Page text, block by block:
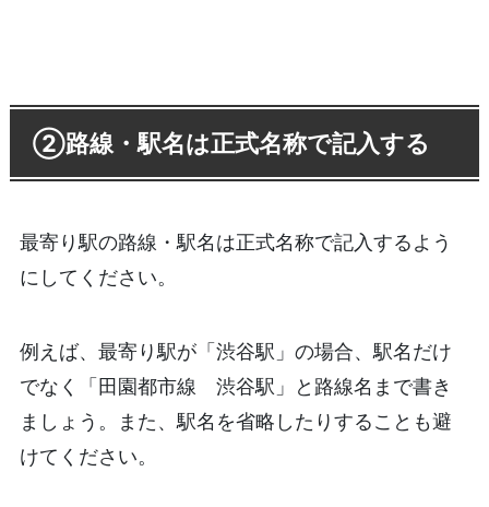
②路線・駅名は正式名称で記入する
最寄り駅の路線・駅名は正式名称で記入するよう
にしてください。
例えば、最寄り駅が「渋谷駅」の場合、駅名だけ
でなく「田園都市線 渋谷駅」と路線名まで書き
ましょう。また、駅名を省略したりすることも避
けてください。